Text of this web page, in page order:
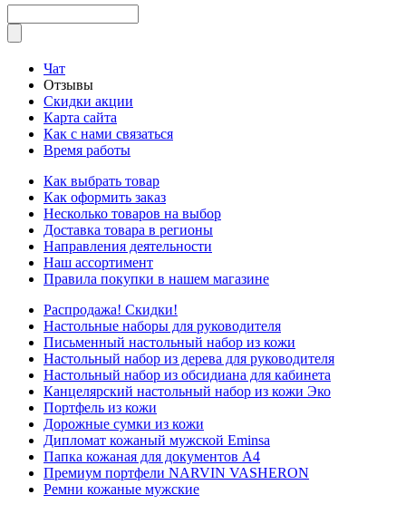
Чат
Отзывы
Скидки акции
Карта сайта
Как с нами связаться
Время работы
Как выбрать товар
Как оформить заказ
Несколько товаров на выбор
Доставка товара в регионы
Направления деятельности
Наш ассортимент
Правила покупки в нашем магазине
Распродажа! Скидки!
Настольные наборы для руководителя
Письменный настольный набор из кожи
Настольный набор из дерева для руководителя
Настольный набор из обсидиана для кабинета
Канцелярский настольный набор из кожи Эко
Портфель из кожи
Дорожные сумки из кожи
Дипломат кожаный мужской Eminsa
Папка кожаная для документов А4
Премиум портфели NARVIN VASHERON
Ремни кожаные мужские